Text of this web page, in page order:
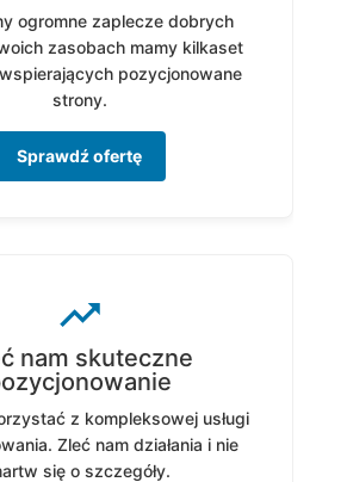
ogromne zaplecze dobrych
zasobach mamy kilkaset
pozycjonowane
strony.
Sprawdź ofertę
nam skuteczne
z kompleksowej usługi
Zleć nam działania i nie
się o szczegóły.